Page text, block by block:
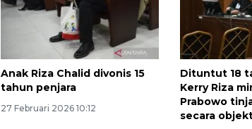
Anak Riza Chalid divonis 15
tahun penjara
27 Februari 2026 10:12
Dituntut 18
Kerry Riza
Prabowo
secara
tumbuh 5,29
2026-08-06 18:45:00